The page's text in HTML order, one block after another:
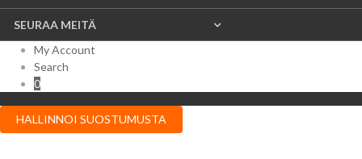
SEURAA MEITÄ
My Account
Search
0
HALLINNOI SUOSTUMUSTA